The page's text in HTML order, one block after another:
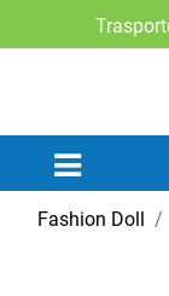
Open menu
Fashion Doll